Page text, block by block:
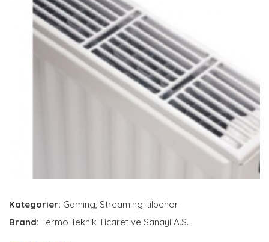
Kategorier: Gaming Streaming-tilbehor
Brand: Termo Teknik Ticaret ve Sanayi A.S.